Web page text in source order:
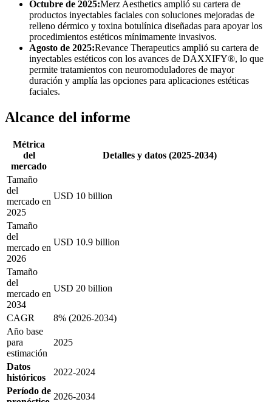
Octubre de 2025:Merz Aesthetics amplió su cartera de
productos inyectables faciales con soluciones mejoradas de
relleno dérmico y toxina botulínica diseñadas para apoyar los
procedimientos estéticos mínimamente invasivos.
Agosto de 2025:Revance Therapeutics amplió su cartera de
inyectables estéticos con los avances de DAXXIFY®, lo que
permite tratamientos con neuromoduladores de mayor
duración y amplía las opciones para aplicaciones estéticas
faciales.
Alcance del informe
Métrica
del
mercado
Detalles y datos (2025-2034)
Tamaño
del
mercado en
2025
USD 10 billion
Tamaño
del
mercado en
2026
USD 10.9 billion
Tamaño
del
mercado en
2034
USD 20 billion
CAGR
8% (2026-2034)
Año base
para
estimación
2025
Datos
históricos
2022-2024
Período de
2026-2034